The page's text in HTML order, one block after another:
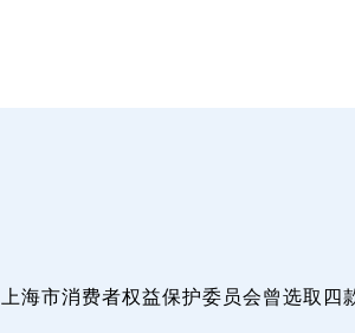
上海市消费者权益保护委员会曾选取